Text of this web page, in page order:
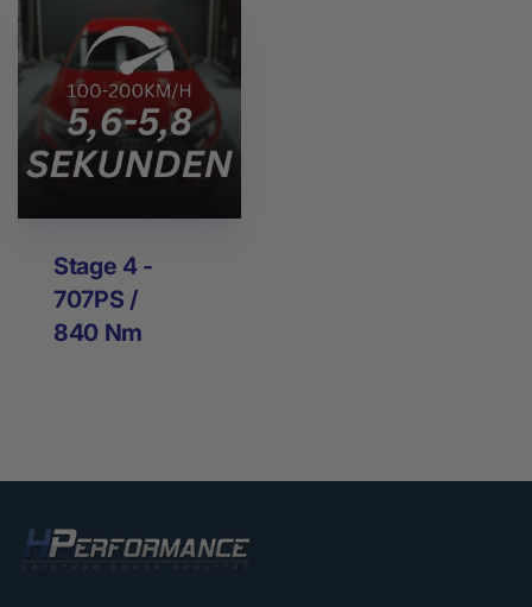
Stage 4 -
707PS /
840 Nm